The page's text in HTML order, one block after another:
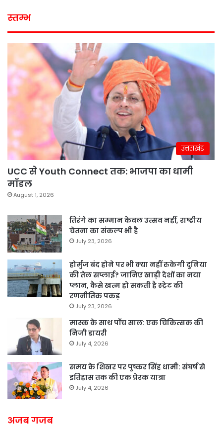
स्तम्भ
उत्तराखंड
UCC से Youth Connect तक: भाजपा का धामी
मॉडल
August 1, 2026
तिरंगे का सम्मान केवल उत्सव नहीं, राष्ट्रीय
चेतना का संकल्प भी है
July 23, 2026
होर्मुज बंद होने पर भी क्या नहीं रुकेगी दुनिया
की तेल सप्लाई? जानिए खाड़ी देशों का नया
प्लान, कैसे खत्म हो सकती है स्ट्रेट की
रणनीतिक पकड़
July 23, 2026
मास्क के साथ पॉच साल: एक चिकित्सक की
निजी डायरी
July 4, 2026
समय के शिखर पर पुष्कर सिंह धामी: संघर्ष से
इतिहास तक की एक प्रेरक यात्रा
July 4, 2026
अजब गजब